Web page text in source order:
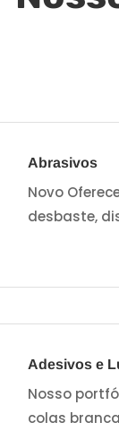
Abrasivos
Novo
desbaste,
Adesivos e
Nosso
colas